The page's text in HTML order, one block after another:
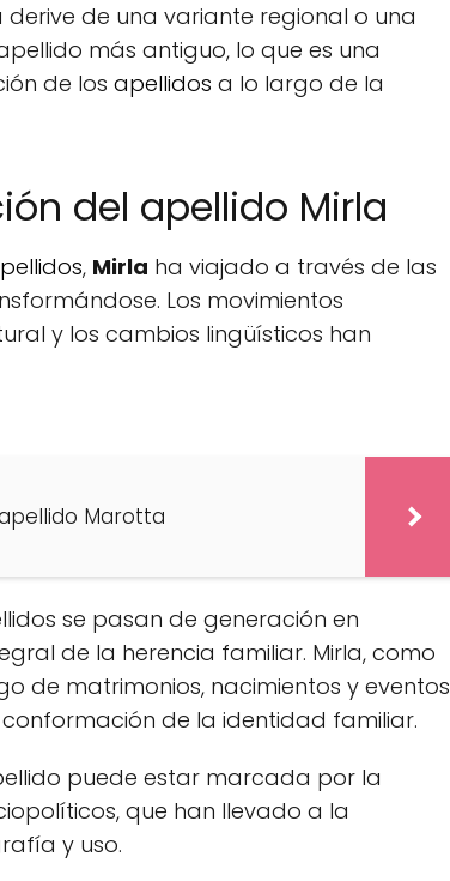
de una variante regional o una
más antiguo, lo que es una
de los apellidos a lo largo de la
del apellido Mirla
, Mirla ha viajado a través de las
Los movimientos
y los cambios lingüísticos han
Marotta
se pasan de generación en
de la herencia familiar. Mirla, como
de matrimonios, nacimientos y eventos
de la identidad familiar.
puede estar marcada por la
que han llevado a la
y uso.